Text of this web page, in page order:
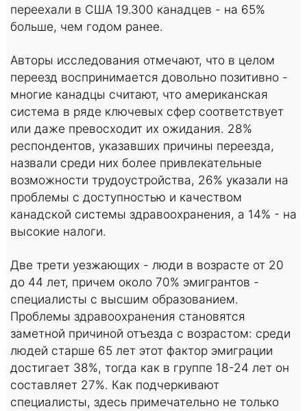
переехали в США 19.300 канадцев - на 65%
больше, чем годом ранее.
Авторы исследования отмечают, что в целом
переезд воспринимается довольно позитивно -
многие канадцы считают, что американская
система в ряде ключевых сфер соответствует
или даже превосходит их ожидания. 28%
респондентов, указавших причины переезда,
назвали среди них более привлекательные
возможности трудоустройства, 26% указали на
проблемы с доступностью и качеством
канадской системы здравоохранения, а 14% - на
высокие налоги.
Две трети уезжающих - люди в возрасте от 20
до 44 лет, причем около 70% эмигрантов -
специалисты с высшим образованием.
Проблемы здравоохранения становятся
заметной причиной отъезда с возрастом: среди
людей старше 65 лет этот фактор эмиграции
достигает 38%, тогда как в группе 18-24 лет он
составляет 27%. Как подчеркивают
специалисты, здесь примечательно не только